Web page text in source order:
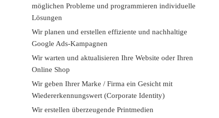
möglichen Probleme und programmieren individuelle
Lösungen
Wir planen und erstellen effiziente und nachhaltige
Google Ads-Kampagnen
Wir warten und aktualisieren Ihre Website oder Ihren
Online Shop
Wir geben Ihrer Marke / Firma ein Gesicht mit
Wiedererkennungswert (Corporate Identity)
Wir erstellen überzeugende Printmedien